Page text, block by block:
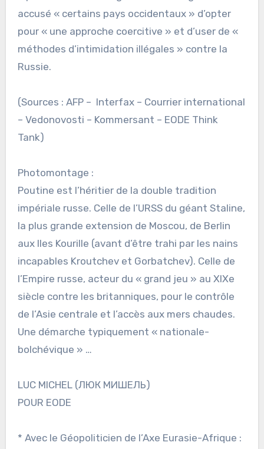
accusé « certains pays occidentaux » d’opter
pour « une approche coercitive » et d’user de «
méthodes d’intimidation illégales » contre la
Russie.
(Sources : AFP – Interfax – Courrier international
– Vedonovosti – Kommersant – EODE Think
Tank)
Photomontage :
Poutine est l’héritier de la double tradition
impériale russe. Celle de l’URSS du géant Staline,
la plus grande extension de Moscou, de Berlin
aux Iles Kourille (avant d’être trahi par les nains
incapables Kroutchev et Gorbatchev). Celle de
l’Empire russe, acteur du « grand jeu » au XIXe
siècle contre les britanniques, pour le contrôle
de l’Asie centrale et l’accès aux mers chaudes.
Une démarche typiquement « nationale-
bolchévique » …
LUC MICHEL (ЛЮК МИШЕЛЬ)
POUR EODE
* Avec le Géopoliticien de l’Axe Eurasie-Afrique :